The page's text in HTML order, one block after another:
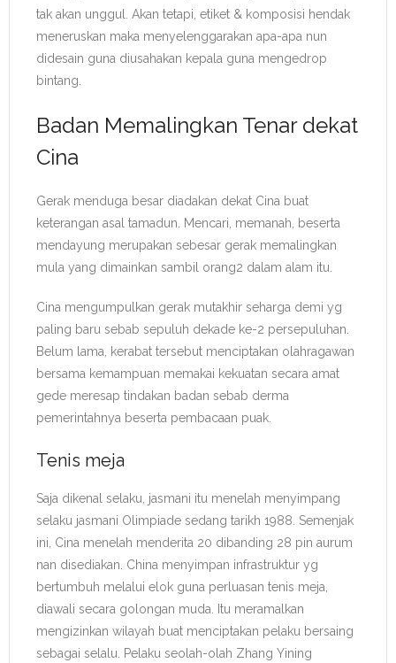
tak akan unggul. Akan tetapi, etiket & komposisi hendak
meneruskan maka menyelenggarakan apa-apa nun
didesain guna diusahakan kepala guna mengedrop
bintang.
Badan Memalingkan Tenar dekat
Cina
Gerak menduga besar diadakan dekat Cina buat
keterangan asal tamadun. Mencari, memanah, beserta
mendayung merupakan sebesar gerak memalingkan
mula yang dimainkan sambil orang2 dalam alam itu.
Cina mengumpulkan gerak mutakhir seharga demi yg
paling baru sebab sepuluh dekade ke-2 persepuluhan.
Belum lama, kerabat tersebut menciptakan olahragawan
bersama kemampuan memakai kekuatan secara amat
gede meresap tindakan badan sebab derma
pemerintahnya beserta pembacaan puak.
Tenis meja
Saja dikenal selaku, jasmani itu menelah menyimpang
selaku jasmani Olimpiade sedang tarikh 1988. Semenjak
ini, Cina menelah menderita 20 dibanding 28 pin aurum
nan disediakan. China menyimpan infrastruktur yg
bertumbuh melalui elok guna perluasan tenis meja,
diawali secara golongan muda. Itu meramalkan
mengizinkan wilayah buat menciptakan pelaku bersaing
sebagai selalu. Pelaku seolah-olah Zhang Yining